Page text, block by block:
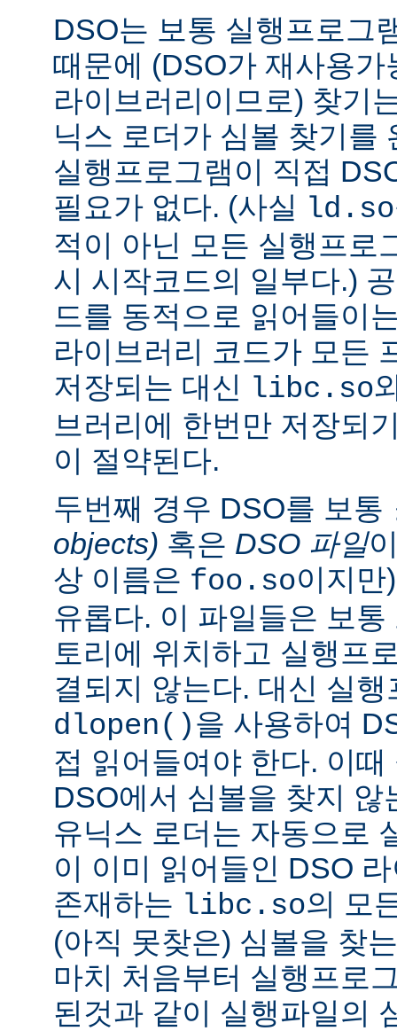
DSO는 보통 실행프로그
때문에 (DSO가 재사용
라이브러리이므로) 찾기
닉스 로더가 심볼 찾기를
실행프로그램이 직접
필요가 없다. (사실
ld.so
적이 아닌 모든 실행프로
시 시작코드의 일부다.)
드를 동적으로 읽어들이
라이브러리 코드가 모든
저장되는 대신
libc.so
브러리에 한번만 저장되
이 절약된다.
두번째 경우 DSO를 보통
objects) 혹은 DSO 파일
상 이름은 foo.so이지만
유롭다. 이 파일들은 보
토리에 위치하고 실행프
결되지 않는다. 대신 실
dlopen()을 사용하여
접 읽어들여야 한다. 이
DSO에서 심볼을 찾지 않
유닉스 로더는 자동으로
이 이미 읽어들인 DSO
존재하는 libc.so의 모
(아직 못찾은) 심볼을 찾
마치 처음부터 실행프로
된것과 같이 실행파일의